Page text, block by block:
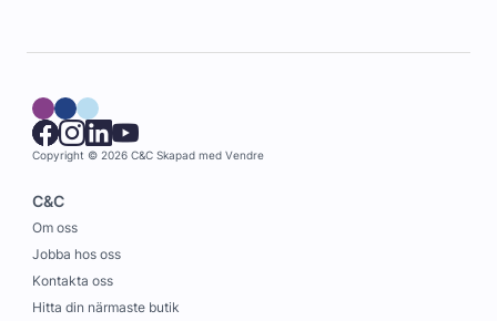
Copyright © 2026 C&C Skapad med Vendre
C&C
Om oss
Jobba hos oss
Kontakta oss
Hitta din närmaste butik